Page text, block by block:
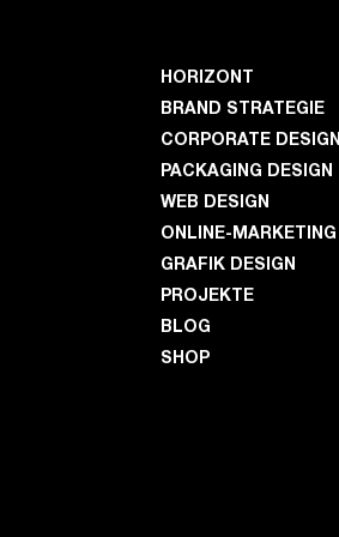
HORIZONT
BRAND STRATEGIE
CORPORATE DESIGN
PACKAGING DESIGN
WEB DESIGN
ONLINE-MARKETING
GRAFIK DESIGN
PROJEKTE
BLOG
SHOP